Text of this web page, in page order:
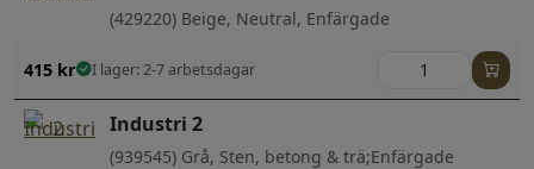
(429220) Beige, Neutral, Enfärgade
415 kr I lager: 2-7 arbetsdagar
Industri 2
(939545) Grå, Sten, betong & trä;Enfärgade